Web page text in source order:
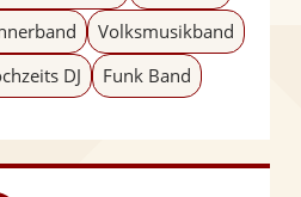
Volksmusikband
DJ
Funk Band